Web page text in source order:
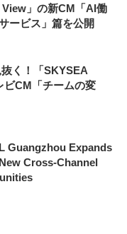
View」の新CM「AI働
ービス」篇を公開
く！「SKYSEA
CM「チームの変
Guangzhou Expands
Cross-Channel